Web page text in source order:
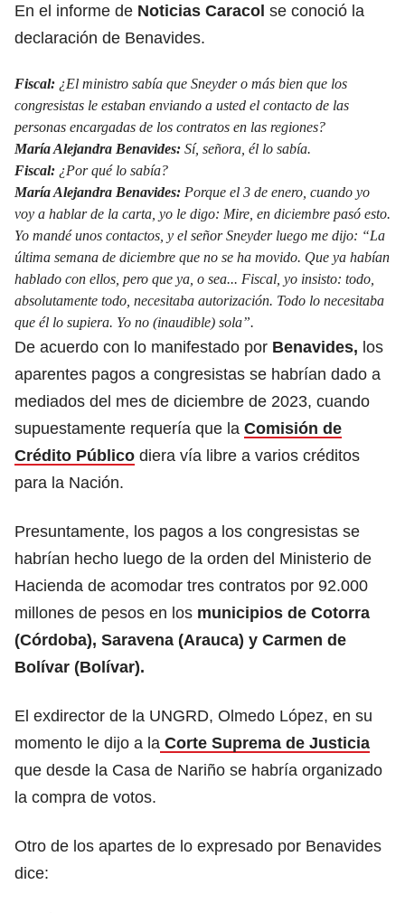
En el informe de Noticias Caracol se conoció la
declaración de Benavides.
Fiscal: ¿El ministro sabía que Sneyder o más bien que los
congresistas le estaban enviando a usted el contacto de las
personas encargadas de los contratos en las regiones?
María Alejandra Benavides: Sí, señora, él lo sabía.
Fiscal: ¿Por qué lo sabía?
María Alejandra Benavides: Porque el 3 de enero, cuando yo
voy a hablar de la carta, yo le digo: Mire, en diciembre pasó esto.
Yo mandé unos contactos, y el señor Sneyder luego me dijo: “La
última semana de diciembre que no se ha movido. Que ya habían
hablado con ellos, pero que ya, o sea... Fiscal, yo insisto: todo,
absolutamente todo, necesitaba autorización. Todo lo necesitaba
que él lo supiera. Yo no (inaudible) sola”.
De acuerdo con lo manifestado por Benavides, los
aparentes pagos a congresistas se habrían dado a
mediados del mes de diciembre de 2023, cuando
supuestamente requería que la Comisión de
Crédito Público diera vía libre a varios créditos
para la Nación.
Presuntamente, los pagos a los congresistas se
habrían hecho luego de la orden del Ministerio de
Hacienda de acomodar tres contratos por 92.000
millones de pesos en los municipios de Cotorra
(Córdoba), Saravena (Arauca) y Carmen de
Bolívar (Bolívar).
El exdirector de la UNGRD, Olmedo López, en su
momento le dijo a la Corte Suprema de Justicia
que desde la Casa de Nariño se habría organizado
la compra de votos.
Otro de los apartes de lo expresado por Benavides
dice: